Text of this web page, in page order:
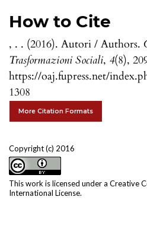
How to Cite
, . . (2016). Autori / Authors.
Trasformazioni Sociali, 4(8),
https://oaj.fupress.net/
1308
More Citation Formats
Copyright (c) 2016
This work is licensed under a Creative
International License.